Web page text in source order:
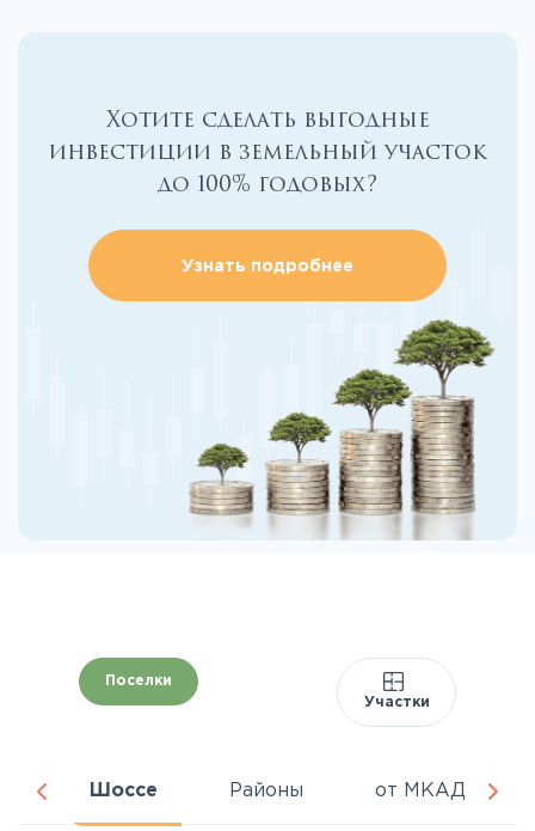
Хотите сделать выгодные
инвестиции в земельный участок
до 100% годовых?
Узнать подробнее
Поселки
Участки
Шоссе Районы от МКАД